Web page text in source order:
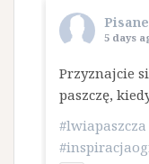
5 days
Przyznajcie
paszczę,
#lwiapaszcza